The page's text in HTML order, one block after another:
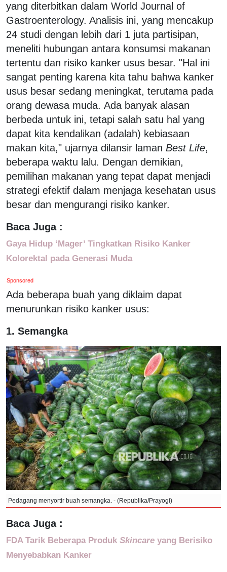
yang diterbitkan dalam World Journal of
Gastroenterology. Analisis ini, yang mencakup
24 studi dengan lebih dari 1 juta partisipan,
meneliti hubungan antara konsumsi makanan
tertentu dan risiko kanker usus besar. "Hal ini
sangat penting karena kita tahu bahwa kanker
usus besar sedang meningkat, terutama pada
orang dewasa muda. Ada banyak alasan
berbeda untuk ini, tetapi salah satu hal yang
dapat kita kendalikan (adalah) kebiasaan
makan kita," ujarnya dilansir laman Best Life,
beberapa waktu lalu. Dengan demikian,
pemilihan makanan yang tepat dapat menjadi
strategi efektif dalam menjaga kesehatan usus
besar dan mengurangi risiko kanker.
Baca Juga :
Gaya Hidup ‘Mager’ Tingkatkan Risiko Kanker
Kolorektal pada Generasi Muda
Sponsored
Ada beberapa buah yang diklaim dapat
menurunkan risiko kanker usus:
1. Semangka
Pedagang menyortir buah semangka. - (Republika/Prayogi)
Baca Juga :
FDA Tarik Beberapa Produk Skincare yang Berisiko
Menyebabkan Kanker